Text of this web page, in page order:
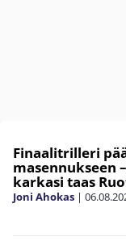
Finaalitrilleri
masennukseen
karkasi taas
Joni Ahokas |